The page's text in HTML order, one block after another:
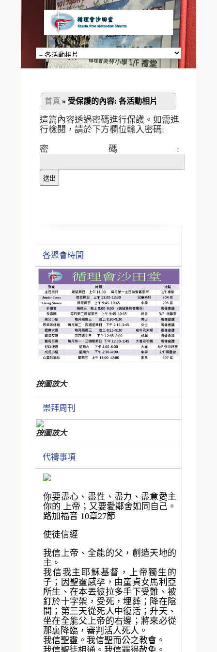
首頁 » 受保護的內容: 各活動相片
這篇內容透過密碼進行保護。如需進
行檢閱，請於下方欄位輸入密碼:
密碼:
各聚會時間
按圖放大
崇拜周刊
按圖放大
代禱事項
你要盡心、盡性、盡力、盡意愛主
你的 上帝；又要愛鄰舍如同自己。
路加福音 10章27節
使徒信經
我信上帝、全能的父，創造天地的
主。
我信我主耶穌基督，上帝獨生的
子；因聖靈感孕，由童貞女馬利亞
所生、在本丟彼拉多手下受難、被
釘於十字架，受死，埋葬；降在陰
間；第三天從死人中復活；升天、
坐在全能父上帝的右邊；將來必從
那裏降臨，審判活人死人。
我信聖靈。我信聖而公之教會。